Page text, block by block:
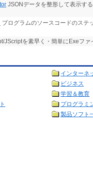
JSONデータを整形して表示す
プログラムのソースコードのステ
JScriptを素早く・簡単にExeファ
インターネ
ビジネス
学習＆教育
プログラミ
製品ソフト